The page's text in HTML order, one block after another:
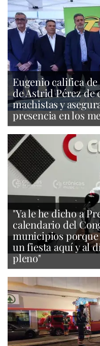
Eugenio califica de
de Astrid Pérez
machistas y
presencia en los
"Ya le he dicho a
calendario del
municipios porque
un fiesta aquí y al
pleno"